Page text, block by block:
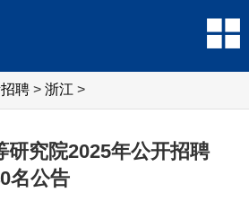
聘 > 浙江 >
研究院2025年公开招聘
名公告